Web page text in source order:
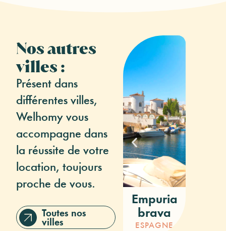
Nos autres
villes :
Présent dans
différentes villes,
Welhomy vous
accompagne dans
la réussite de votre
location, toujours
proche de vous.
Toutes nos
villes
Empuria
brava
ESPAGNE